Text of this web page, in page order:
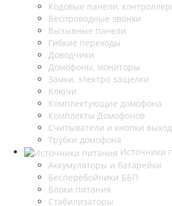
Кодовые панели,
Беспроводные звонки
Вызывные панели
Гибкие переходы
Доводчики
Домофоны, мониторы
Замки, электро защелки
Ключи
Комплектующие домофона
Комплекты Домофонов
Считыватели и кнопки
Трубки домофона
Источники
Аккумуляторы и батарейки
Бесперебойники ББП
Блоки питания
Стабилизаторы